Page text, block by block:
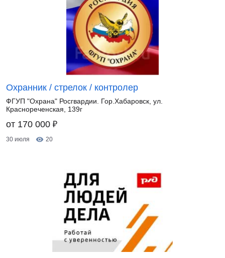
Охранник / стрелок / контролер
ФГУП "Охрана" Росгвардии. Гор.Хабаровск, ул.
Краснореченская, 139г
от 170 000 ₽
30 июля 20